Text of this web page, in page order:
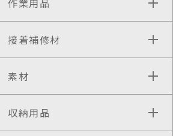
作業用品
接着補修材
素材
収納用品